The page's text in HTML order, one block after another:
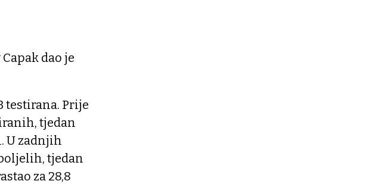
dao je
testirana. Prije
tjedan
U zadnjih
tjedan
za 28,8